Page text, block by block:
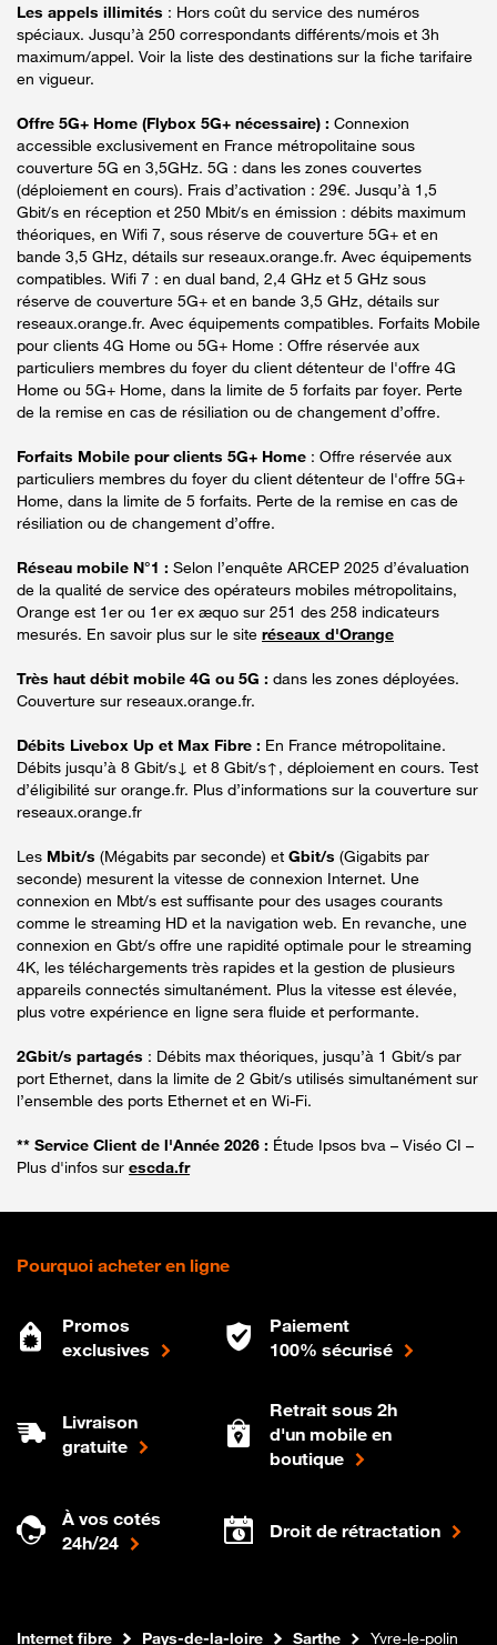
Les appels illimités : Hors coût du service des numéros
spéciaux. Jusqu’à 250 correspondants différents/mois et 3h
maximum/appel. Voir la liste des destinations sur la fiche tarifaire
en vigueur.
Offre 5G+ Home (Flybox 5G+ nécessaire) : Connexion
accessible exclusivement en France métropolitaine sous
couverture 5G en 3,5GHz. 5G : dans les zones couvertes
(déploiement en cours). Frais d’activation : 29€. Jusqu’à 1,5
Gbit/s en réception et 250 Mbit/s en émission : débits maximum
théoriques, en Wifi 7, sous réserve de couverture 5G+ et en
bande 3,5 GHz, détails sur reseaux.orange.fr. Avec équipements
compatibles. Wifi 7 : en dual band, 2,4 GHz et 5 GHz sous
réserve de couverture 5G+ et en bande 3,5 GHz, détails sur
reseaux.orange.fr. Avec équipements compatibles. Forfaits Mobile
pour clients 4G Home ou 5G+ Home : Offre réservée aux
particuliers membres du foyer du client détenteur de l'offre 4G
Home ou 5G+ Home, dans la limite de 5 forfaits par foyer. Perte
de la remise en cas de résiliation ou de changement d’offre.
Forfaits Mobile pour clients 5G+ Home : Offre réservée aux
particuliers membres du foyer du client détenteur de l'offre 5G+
Home, dans la limite de 5 forfaits. Perte de la remise en cas de
résiliation ou de changement d’offre.
Réseau mobile N°1 : Selon l’enquête ARCEP 2025 d’évaluation
de la qualité de service des opérateurs mobiles métropolitains,
Orange est 1er ou 1er ex æquo sur 251 des 258 indicateurs
mesurés. En savoir plus sur le site réseaux d'Orange
Très haut débit mobile 4G ou 5G : dans les zones déployées.
Couverture sur reseaux.orange.fr.
Débits Livebox Up et Max Fibre : En France métropolitaine.
Débits jusqu’à 8 Gbit/s↓ et 8 Gbit/s↑, déploiement en cours. Test
d’éligibilité sur orange.fr. Plus d’informations sur la couverture sur
reseaux.orange.fr
Les Mbit/s (Mégabits par seconde) et Gbit/s (Gigabits par
seconde) mesurent la vitesse de connexion Internet. Une
connexion en Mbt/s est suffisante pour des usages courants
comme le streaming HD et la navigation web. En revanche, une
connexion en Gbt/s offre une rapidité optimale pour le streaming
4K, les téléchargements très rapides et la gestion de plusieurs
appareils connectés simultanément. Plus la vitesse est élevée,
plus votre expérience en ligne sera fluide et performante.
2Gbit/s partagés : Débits max théoriques, jusqu’à 1 Gbit/s par
port Ethernet, dans la limite de 2 Gbit/s utilisés simultanément sur
l’ensemble des ports Ethernet et en Wi-Fi.
** Service Client de l'Année 2026 : Étude Ipsos bva – Viséo CI –
Plus d'infos sur escda.fr
Pourquoi acheter en ligne
Promos
exclusives
Paiement
100% sécurisé
Livraison
gratuite
Retrait sous 2h
d'un mobile en
boutique
À vos cotés
24h/24
Droit de rétractation
Boutique Orange
Internet fibre Pays-de-la-loire Sarthe Yvre-le-polin